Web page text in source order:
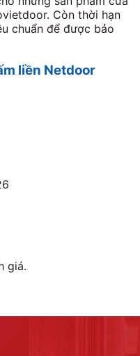
Còn thời hạn
chuẩn để được bảo
liền Netdoor
giá.